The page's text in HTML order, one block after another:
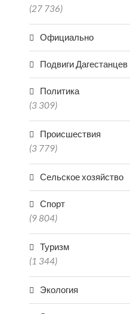
ПОДАЛИ ЗАЯВКИ НА УЧАСТИЕ
3500...
07.08.2026
(27 736)
Официально
Подвиги Дагестанцев
Политика
(3 309)
Происшествия
(3 779)
Сельское хозяйство
Спорт
(9 804)
Туризм
(1 344)
Экология